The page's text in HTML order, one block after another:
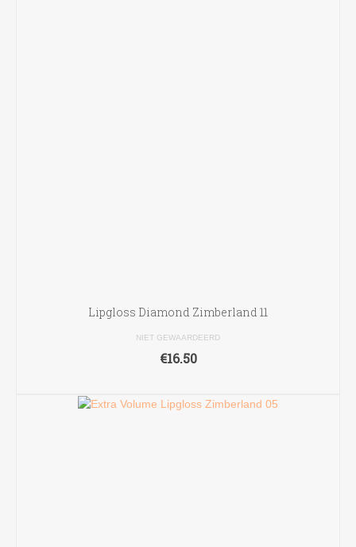
Lipgloss Diamond Zimberland 11
NIET GEWAARDEERD
€16.50